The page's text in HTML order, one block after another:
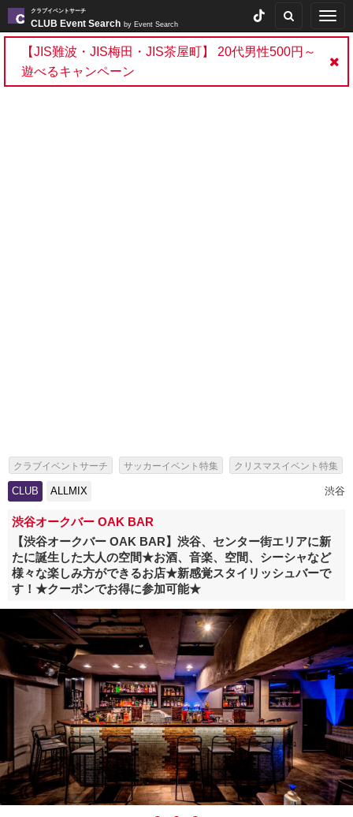
クラブイベントサーチ
CLUB Event Search by Event Search
【JIS難波・JIS梅田・JIS茶屋町】 20代男性500円～
遊べるキャンペーン
クラブイベントサーチ サッカーイベント特集 クリスマスイベント特集
花火大会イベント特集
クラブクリスマスイベント特集
夏休みお出かけスポット・レジャーイベント特集
夏フェス・夏休みのフェス特集
船上パーティー・豪華クルージングイベント
女性無料特集 冬の人気イベント10選
ボジョレーヌーボー 解禁日・解禁イベント特集
クリパ・サンタコス・クリスマスコスプレパーティー特集
お正月・大晦日 2027年 イベント特集
CLUB ALLMIX 渋谷
渋谷オークバー OAK BAR
【渋谷オークバー OAK BAR】渋谷、センター街エリアに新
たに誕生した大人の空間★お酒、音楽、空間、シーシャなど
様々な楽しみ方ができるお店★新感覚スタイリッシュバーで
す！★クーポンでお得に参加可能★